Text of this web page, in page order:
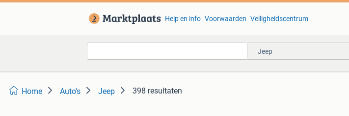
Help en info Voorwaarden Veiligheidscentrum
Jeep
Home Auto's Jeep 398 resultaten